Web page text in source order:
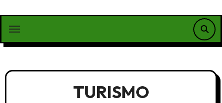
contenuto
TURISMO